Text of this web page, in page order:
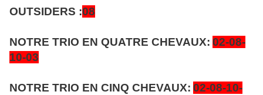
OUTSIDERS :08
NOTRE TRIO EN QUATRE CHEVAUX: 02-08-
10-03
NOTRE TRIO EN CINQ CHEVAUX: 02-08-10-